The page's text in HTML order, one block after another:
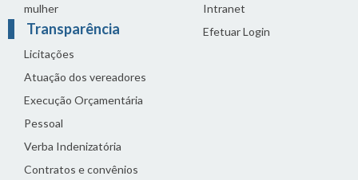
mulher
Transparência
Licitações
Atuação dos vereadores
Execução Orçamentária
Pessoal
Verba Indenizatória
Contratos e convênios
Intranet
Efetuar Login